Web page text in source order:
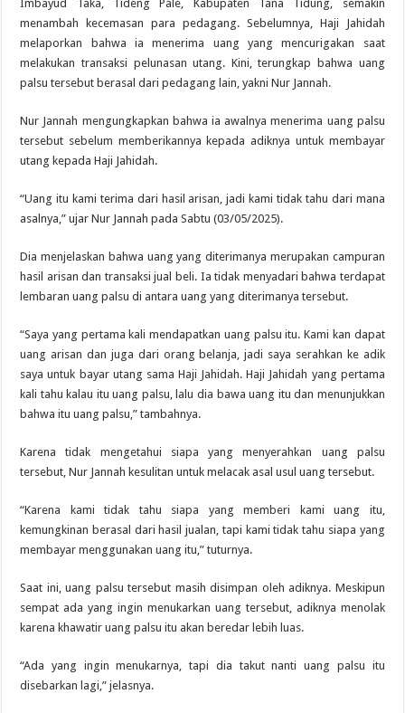
Imbayud Taka, Tideng Pale, Kabupaten Tana Tidung, semakin
menambah kecemasan para pedagang. Sebelumnya, Haji Jahidah
melaporkan bahwa ia menerima uang yang mencurigakan saat
melakukan transaksi pelunasan utang. Kini, terungkap bahwa uang
palsu tersebut berasal dari pedagang lain, yakni Nur Jannah.
Nur Jannah mengungkapkan bahwa ia awalnya menerima uang palsu
tersebut sebelum memberikannya kepada adiknya untuk membayar
utang kepada Haji Jahidah.
“Uang itu kami terima dari hasil arisan, jadi kami tidak tahu dari mana
asalnya,” ujar Nur Jannah pada Sabtu (03/05/2025).
Dia menjelaskan bahwa uang yang diterimanya merupakan campuran
hasil arisan dan transaksi jual beli. Ia tidak menyadari bahwa terdapat
lembaran uang palsu di antara uang yang diterimanya tersebut.
“Saya yang pertama kali mendapatkan uang palsu itu. Kami kan dapat
uang arisan dan juga dari orang belanja, jadi saya serahkan ke adik
saya untuk bayar utang sama Haji Jahidah. Haji Jahidah yang pertama
kali tahu kalau itu uang palsu, lalu dia bawa uang itu dan menunjukkan
bahwa itu uang palsu,” tambahnya.
Karena tidak mengetahui siapa yang menyerahkan uang palsu
tersebut, Nur Jannah kesulitan untuk melacak asal usul uang tersebut.
“Karena kami tidak tahu siapa yang memberi kami uang itu,
kemungkinan berasal dari hasil jualan, tapi kami tidak tahu siapa yang
membayar menggunakan uang itu,” tuturnya.
Saat ini, uang palsu tersebut masih disimpan oleh adiknya. Meskipun
sempat ada yang ingin menukarkan uang tersebut, adiknya menolak
karena khawatir uang palsu itu akan beredar lebih luas.
“Ada yang ingin menukarnya, tapi dia takut nanti uang palsu itu
disebarkan lagi,” jelasnya.